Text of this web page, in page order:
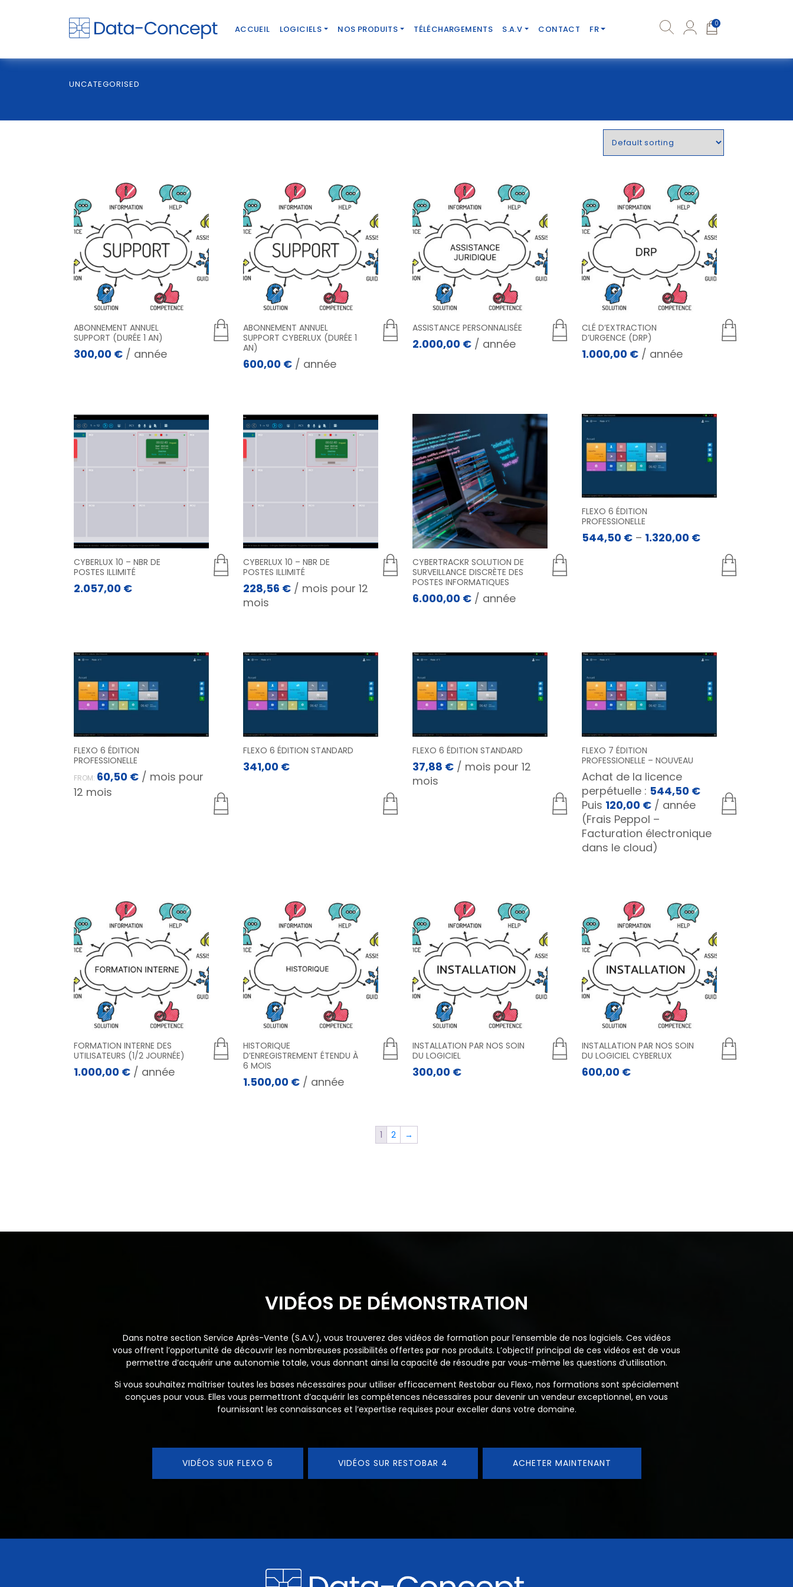
ACCUEIL LOGICIELS NOS PRODUITS TÉLÉCHARGEMENTS S.A.V CONTACT FR
0
UNCATEGORISED
ABONNEMENT ANNUEL
SUPPORT (DURÉE 1 AN)
300,00 € / année
ABONNEMENT ANNUEL
SUPPORT CYBERLUX (DURÉE 1
AN)
600,00 € / année
ASSISTANCE PERSONNALISÉE
2.000,00 € / année
CLÉ D’EXTRACTION
D’URGENCE (DRP)
1.000,00 € / année
CYBERLUX 10 – NBR DE
POSTES ILLIMITÉ
2.057,00 €
CYBERLUX 10 – NBR DE
POSTES ILLIMITÉ
228,56 € / mois pour 12
mois
CYBERTRACKR SOLUTION DE
SURVEILLANCE DISCRÈTE DES
POSTES INFORMATIQUES
6.000,00 € / année
FLEXO 6 ÉDITION
PROFESSIONELLE
544,50 €– 1.320,00 €
FLEXO 6 ÉDITION
PROFESSIONELLE
FROM: 60,50 € / mois pour
12 mois
FLEXO 6 ÉDITION STANDARD
341,00 €
FLEXO 6 ÉDITION STANDARD
37,88 € / mois pour 12
mois
FLEXO 7 ÉDITION
PROFESSIONELLE – NOUVEAU
Achat de la licence
perpétuelle : 544,50 €
Puis 120,00 €/ année
(Frais Peppol –
Facturation électronique
dans le cloud)
FORMATION INTERNE DES
UTILISATEURS (1/2 JOURNÉE)
1.000,00 € / année
HISTORIQUE
D’ENREGISTREMENT ÉTENDU À
6 MOIS
1.500,00 € / année
INSTALLATION PAR NOS SOIN
DU LOGICIEL
300,00 €
INSTALLATION PAR NOS SOIN
DU LOGICIEL CYBERLUX
600,00 €
1 2 →
VIDÉOS DE DÉMONSTRATION
Dans notre section Service Après-Vente (S.A.V.), vous trouverez des vidéos de formation pour l’ensemble de nos logiciels. Ces vidéos
vous offrent l’opportunité de découvrir les nombreuses possibilités offertes par nos produits. L’objectif principal de ces vidéos est de vous
permettre d’acquérir une autonomie totale, vous donnant ainsi la capacité de résoudre par vous-même les questions d’utilisation.
Si vous souhaitez maîtriser toutes les bases nécessaires pour utiliser efficacement Restobar ou Flexo, nos formations sont spécialement
conçues pour vous. Elles vous permettront d’acquérir les compétences nécessaires pour devenir un vendeur exceptionnel, en vous
fournissant les connaissances et l’expertise requises pour exceller dans votre domaine.
VIDÉOS SUR FLEXO 6 VIDÉOS SUR RESTOBAR 4 ACHETER MAINTENANT